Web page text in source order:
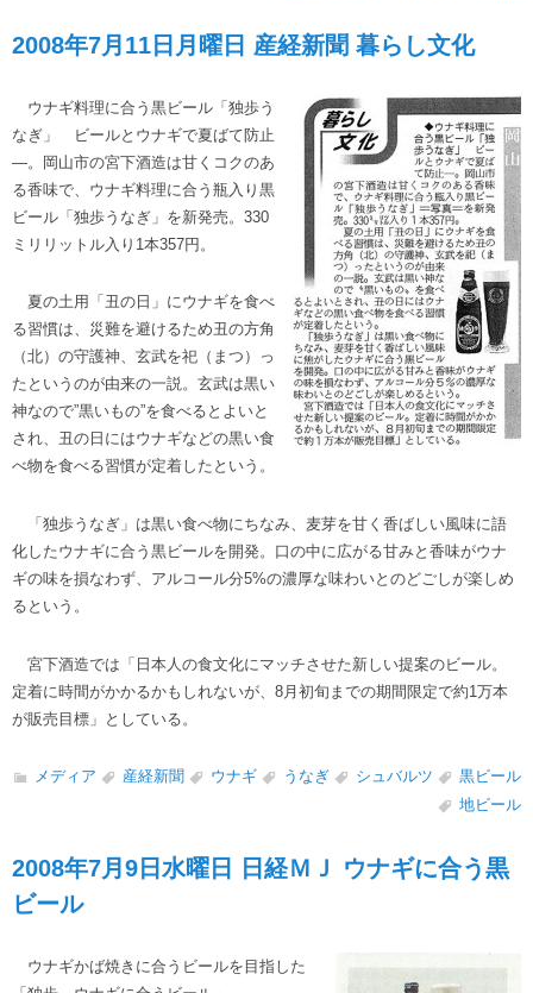
2008年7月11日月曜日 産経新聞 暮らし文化
ウナギ料理に合う黒ビール「独歩う
なぎ」 ビールとウナギで夏ばて防止
―。岡山市の宮下酒造は甘くコクのあ
る香味で、ウナギ料理に合う瓶入り黒
ビール「独歩うなぎ」を新発売。330
ミリリットル入り1本357円。
夏の土用「丑の日」にウナギを食べ
る習慣は、災難を避けるため丑の方角
（北）の守護神、玄武を祀（まつ）っ
たというのが由来の一説。玄武は黒い
神なので”黒いもの”を食べるとよいと
され、丑の日にはウナギなどの黒い食
べ物を食べる習慣が定着したという。
「独歩うなぎ」は黒い食べ物にちなみ、麦芽を甘く香ばしい風味に語
化したウナギに合う黒ビールを開発。口の中に広がる甘みと香味がウナ
ギの味を損なわず、アルコール分5%の濃厚な味わいとのどごしが楽しめ
るという。
宮下酒造では「日本人の食文化にマッチさせた新しい提案のビール。
定着に時間がかかるかもしれないが、8月初旬までの期間限定で約1万本
が販売目標」としている。
メディア 産経新聞 ウナギ うなぎ シュバルツ
黒ビール
地ビール
2008年7月9日水曜日 日経ＭＪ ウナギに合う黒
ビール
ウナギかば焼きに合うビールを目指した